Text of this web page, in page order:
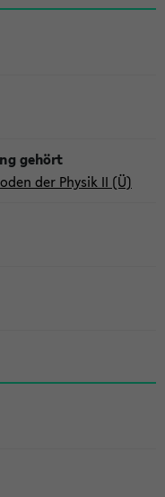
der Physik II (Ü)